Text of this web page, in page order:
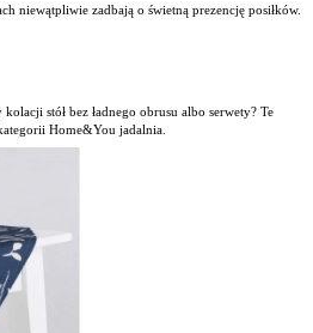
niewątpliwie zadbają o świetną prezencję posiłków.
stół bez ładnego obrusu albo serwety? Te
Home&You jadalnia.